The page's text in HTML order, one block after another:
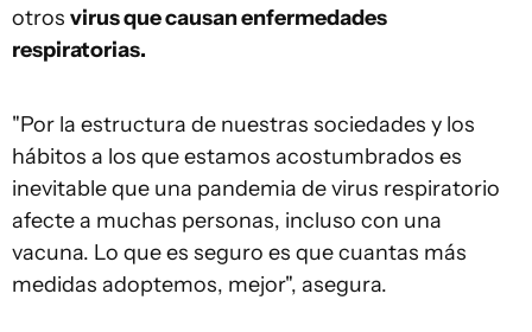
otros virus que causan enfermedades
respiratorias.
"Por la estructura de nuestras sociedades y los
hábitos a los que estamos acostumbrados es
inevitable que una pandemia de virus respiratorio
afecte a muchas personas, incluso con una
vacuna. Lo que es seguro es que cuantas más
medidas adoptemos, mejor", asegura.